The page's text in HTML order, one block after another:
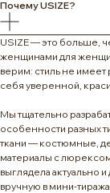
Почему USIZE?
USIZE — это больше,
женщинами для
верим: стиль не имеет
себя уверенной,
Мы тщательно
особенности разных
ткани — костюмные,
материалы с
выглядела актуально
вручную в мини-